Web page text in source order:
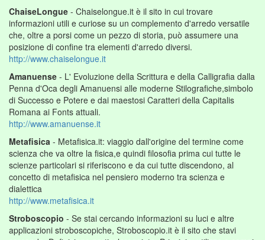
ChaiseLongue - Chaiselongue.it è il sito in cui trovare
informazioni utili e curiose su un complemento d'arredo versatile
che, oltre a porsi come un pezzo di storia, può assumere una
posizione di confine tra elementi d'arredo diversi.
http://www.chaiselongue.it
Amanuense - L' Evoluzione della Scrittura e della Calligrafia dalla
Penna d'Oca degli Amanuensi alle moderne Stilografiche,simbolo
di Successo e Potere e dai maestosi Caratteri della Capitalis
Romana ai Fonts attuali.
http://www.amanuense.it
Metafisica - Metafisica.it: viaggio dall'origine del termine come
scienza che va oltre la fisica,e quindi filosofia prima cui tutte le
scienze particolari si riferiscono e da cui tutte discendono, al
concetto di metafisica nel pensiero moderno tra scienza e
dialettica
http://www.metafisica.it
Stroboscopio - Se stai cercando informazioni su luci e altre
applicazioni stroboscopiche, Stroboscopio.it è il sito che stavi